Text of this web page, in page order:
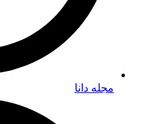
مجله دانا